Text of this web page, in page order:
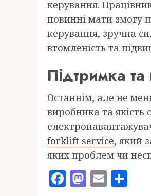
керування.
повинні мати змогу
керування, зручна
втомленість та
Підтримка
Останнім, але не
виробника та якість
forklift service, який
яких проблем чи
Facebook
Mastodon
Email